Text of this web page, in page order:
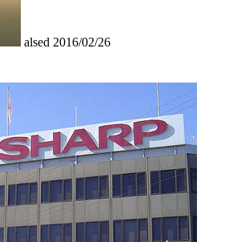
alsed 2016/02/26